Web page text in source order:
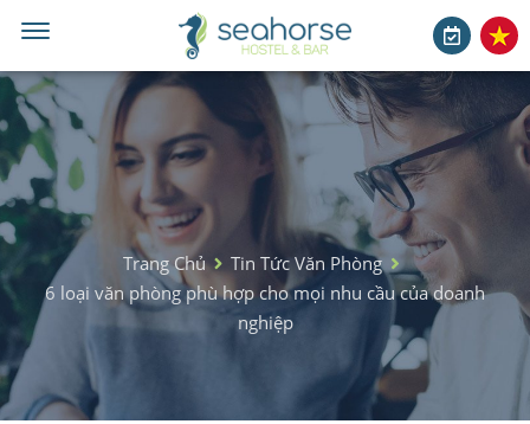
Trang Chủ
Tin Tức Văn Phòng
6 loại văn phòng phù hợp cho mọi nhu cầu của doanh
nghiệp